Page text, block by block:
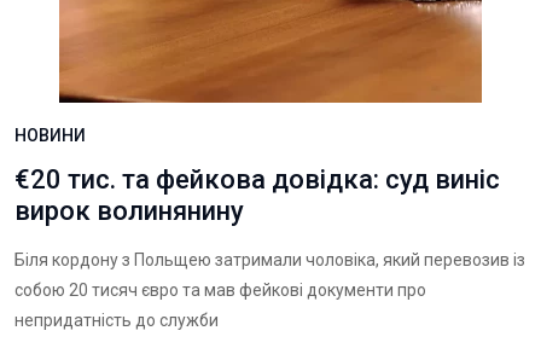
НОВИНИ
€20 тис. та фейкова довідка: суд виніс
вирок волинянину
Біля кордону з Польщею затримали чоловіка, який перевозив із
собою 20 тисяч євро та мав фейкові документи про
непридатність до служби